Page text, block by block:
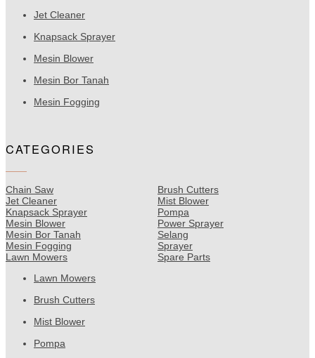
Jet Cleaner
Knapsack Sprayer
Mesin Blower
Mesin Bor Tanah
Mesin Fogging
CATEGORIES
Chain Saw
Jet Cleaner
Knapsack Sprayer
Mesin Blower
Mesin Bor Tanah
Mesin Fogging
Lawn Mowers
Brush Cutters
Mist Blower
Pompa
Power Sprayer
Selang
Sprayer
Spare Parts
Lawn Mowers
Brush Cutters
Mist Blower
Pompa